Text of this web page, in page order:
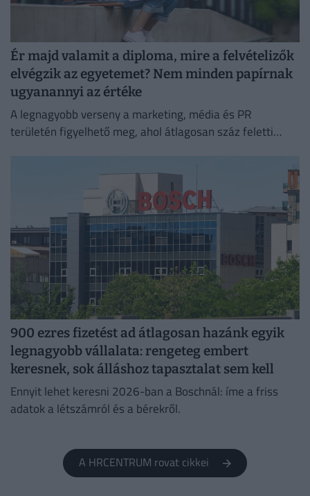
Ér majd valamit a diploma, mire a felvételizők
elvégzik az egyetemet? Nem minden papírnak
ugyanannyi az értéke
A legnagyobb verseny a marketing, média és PR
területén figyelhető meg, ahol átlagosan száz feletti
900 ezres fizetést ad átlagosan hazánk egyik
legnagyobb vállalata: rengeteg embert
keresnek, sok álláshoz tapasztalat sem kell
Ennyit lehet keresni 2026-ban a Boschnál: íme a friss
adatok a létszámról és a bérekről.
A HRCENTRUM rovat cikkei